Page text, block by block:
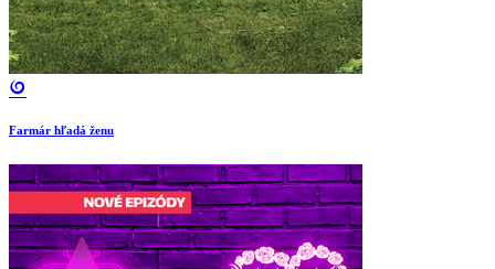
Farmár hľadá ženu